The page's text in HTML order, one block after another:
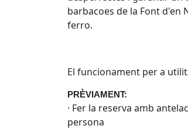
barbacoes de la Font d'en
ferro.
El funcionament per a
PRÈVIAMENT:
· Fer la reserva amb
persona